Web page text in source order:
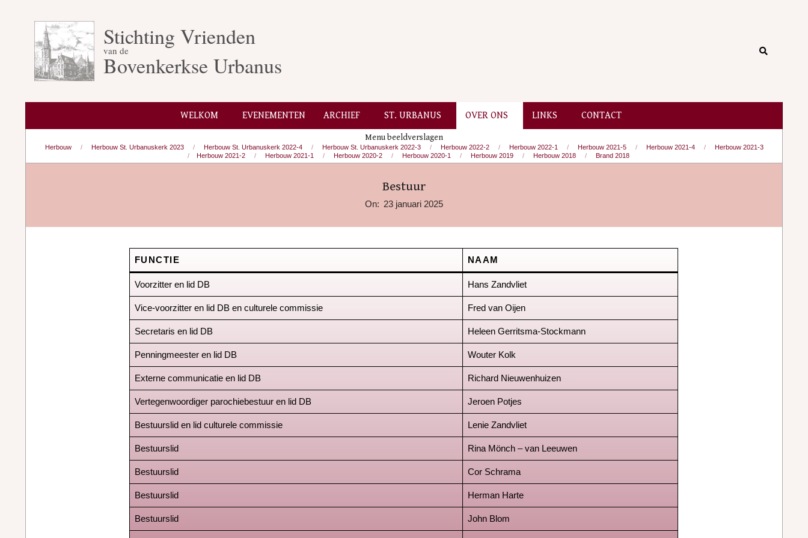
Stichting Vrienden
van de
Bovenkerkse Urbanus
Search
Secondary
Navigation
Menu
WELKOM EVENEMENTEN ARCHIEF ST. URBANUS OVER ONS LINKS CONTACT
Menu beeldverslagen
Herbouw Herbouw St. Urbanuskerk 2023 Herbouw St. Urbanuskerk 2022-4 Herbouw St. Urbanuskerk 2022-3 Herbouw 2022-2 Herbouw 2022-1 Herbouw 2021-5 Herbouw 2021-4
Herbouw 2021-3
Herbouw 2021-2
Herbouw 2021-1 Herbouw 2020-2 Herbouw 2020-1 Herbouw 2019 Herbouw 2018 Brand 2018
Bestuur
On: 23 januari 2025
FUNCTIE NAAM
Voorzitter en lid DB Hans Zandvliet
Vice-voorzitter en lid DB en culturele commissie Fred van Oijen
Secretaris en lid DB Heleen Gerritsma-Stockmann
Penningmeester en lid DB Wouter Kolk
Externe communicatie en lid DB Richard Nieuwenhuizen
Vertegenwoordiger parochiebestuur en lid DB Jeroen Potjes
Bestuurslid en lid culturele commissie Lenie Zandvliet
Bestuurslid Rina Mönch – van Leeuwen
Bestuurslid Cor Schrama
Bestuurslid Herman Harte
Bestuurslid John Blom